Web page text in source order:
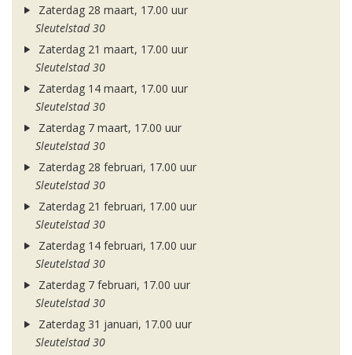
Zaterdag 28 maart, 17.00 uur
Sleutelstad 30
Zaterdag 21 maart, 17.00 uur
Sleutelstad 30
Zaterdag 14 maart, 17.00 uur
Sleutelstad 30
Zaterdag 7 maart, 17.00 uur
Sleutelstad 30
Zaterdag 28 februari, 17.00 uur
Sleutelstad 30
Zaterdag 21 februari, 17.00 uur
Sleutelstad 30
Zaterdag 14 februari, 17.00 uur
Sleutelstad 30
Zaterdag 7 februari, 17.00 uur
Sleutelstad 30
Zaterdag 31 januari, 17.00 uur
Sleutelstad 30